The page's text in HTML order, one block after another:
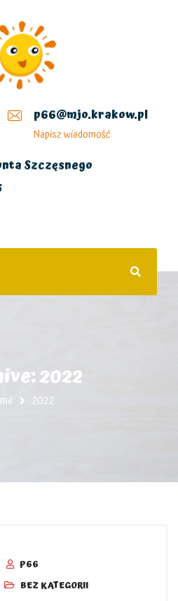
p66@mjo.krakow.pl
Napisz wiadomość
Szczęsnego
2022
2022
P66
BEZ KATEGORII